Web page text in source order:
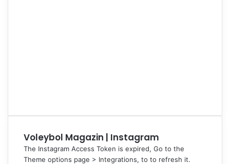
Voleybol Magazin | Instagram
The Instagram Access Token is expired, Go to the
Theme options page > Integrations, to to refresh it.